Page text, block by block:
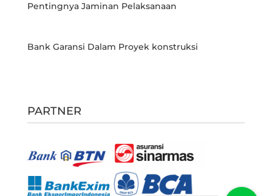
Pentingnya Jaminan Pelaksanaan
Bank Garansi Dalam Proyek konstruksi
PARTNER